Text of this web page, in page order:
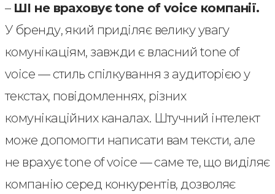
– ШІ не враховує tone of voice компанії.
У бренду, який приділяє велику увагу
комунікаціям, завжди є власний tone of
voice — стиль спілкування з аудиторією у
текстах, повідомленнях, різних
комунікаційних каналах. Штучний інтелект
може допомогти написати вам тексти, але
не врахує tone of voice — саме те, що виділяє
компанію серед конкурентів, дозволяє